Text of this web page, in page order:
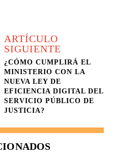
ARTÍCULO
SIGUIENTE
¿CÓMO CUMPLIRÁ EL
MINISTERIO CON LA
NUEVA LEY DE
EFICIENCIA DIGITAL DEL
SERVICIO PÚBLICO DE
JUSTICIA?